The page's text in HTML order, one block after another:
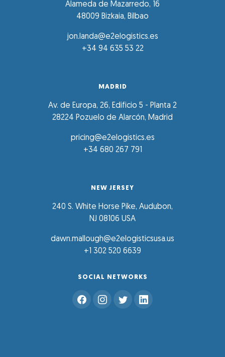
Alameda de Mazarredo, 16
48009 Bizkaia, Bilbao
jon.landa@e2elogistics.es
+34 94 635 53 22
MADRID
Av. de Europa, 26, Edificio 5 - Planta 2
28224 Pozuelo de Alarcón, Madrid
pricing@e2elogistics.es
+34 680 267 791
NEW JERSEY
240 S. White Horse Pike, Audubon,
NJ 08106 USA
dawn.mallough@e2elogisticsusa.us
+1 302 520 6639
SOCIAL NETWORKS